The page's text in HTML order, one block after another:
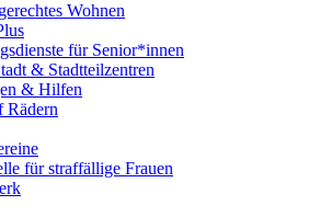
Wohnen
für Senior*innen
& Stadtteilzentren
& Hilfen
Rädern
für straffällige Frauen